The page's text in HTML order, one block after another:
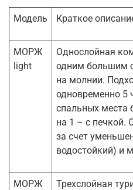
Модель Краткое
МОРЖ
light
Однослойная
одним большим
на молнии.
одновременно 5
спальных места
на 1 – с печкой.
за счет
водостойкий) и
МОРЖ
Трехслойная